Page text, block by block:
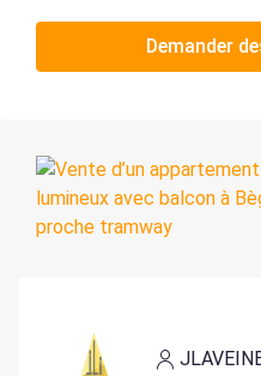
Demander